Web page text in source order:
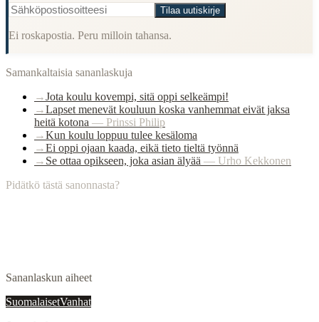
Tilaa uutiskirje
Ei roskapostia. Peru milloin tahansa.
Samankaltaisia sananlaskuja
→Jota koulu kovempi, sitä oppi selkeämpi!
→Lapset menevät kouluun koska vanhemmat eivät jaksa
heitä kotona — Prinssi Philip
→Kun koulu loppuu tulee kesäloma
→Ei oppi ojaan kaada, eikä tieto tieltä työnnä
→ Se ottaa opikseen, joka asian älyää — Urho Kekkonen
Pidätkö tästä sanonnasta?
Sananlaskun aiheet
SuomalaisetVanhat